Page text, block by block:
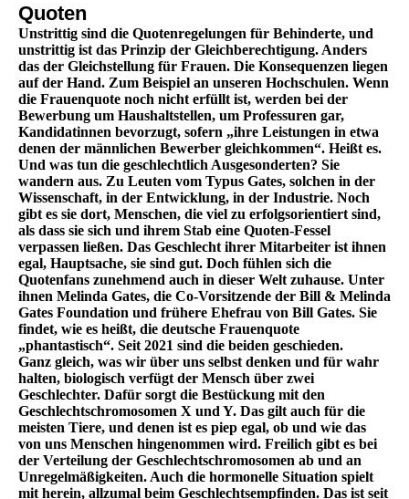
Quoten
Unstrittig sind die Quotenregelungen für Behinderte, und
unstrittig ist das Prinzip der Gleichberechtigung. Anders
das der Gleichstellung für Frauen. Die Konsequenzen liegen
auf der Hand. Zum Beispiel an unseren Hochschulen. Wenn
die Frauenquote noch nicht erfüllt ist, werden bei der
Bewerbung um Haushaltstellen, um Professuren gar,
Kandidatinnen bevorzugt, sofern „ihre Leistungen in etwa
denen der männlichen Bewerber gleichkommen“. Heißt es.
Und was tun die geschlechtlich Ausgesonderten? Sie
wandern aus. Zu Leuten vom Typus Gates, solchen in der
Wissenschaft, in der Entwicklung, in der Industrie. Noch
gibt es sie dort, Menschen, die viel zu erfolgsorientiert sind,
als dass sie sich und ihrem Stab eine Quoten-Fessel
verpassen ließen. Das Geschlecht ihrer Mitarbeiter ist ihnen
egal, Hauptsache, sie sind gut. Doch fühlen sich die
Quotenfans zunehmend auch in dieser Welt zuhause. Unter
ihnen Melinda Gates, die Co-Vorsitzende der Bill & Melinda
Gates Foundation und frühere Ehefrau von Bill Gates. Sie
findet, wie es heißt, die deutsche Frauenquote
„phantastisch“. Seit 2021 sind die beiden geschieden.
Ganz gleich, was wir über uns selbst denken und für wahr
halten, biologisch verfügt der Mensch über zwei
Geschlechter. Dafür sorgt die Bestückung mit den
Geschlechtschromosomen X und Y. Das gilt auch für die
meisten Tiere, und denen ist es piep egal, ob und wie das
von uns Menschen hingenommen wird. Freilich gibt es bei
der Verteilung der Geschlechtschromosomen ab und an
Unregelmäßigkeiten. Auch die hormonelle Situation spielt
mit herein, allzumal beim Geschlechtsempfinden. Das ist seit